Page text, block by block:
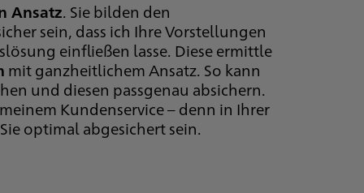
Ansatz. Sie bilden den
sein, dass ich Ihre Vorstellungen
einfließen lasse. Diese ermittle
mit ganzheitlichem Ansatz. So kann
und diesen passgenau absichern.
Kundenservice – denn in Ihrer
optimal abgesichert sein.